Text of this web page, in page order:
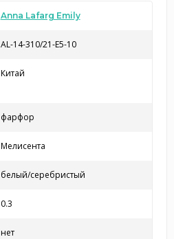
Anna Lafarg Emily
AL-14-310/21-E5-10
Китай
фарфор
Мелисента
белый/серебристый
0.3
нет